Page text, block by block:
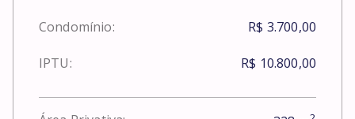
Condomínio: R$ 3.700,00
IPTU: R$ 10.800,00